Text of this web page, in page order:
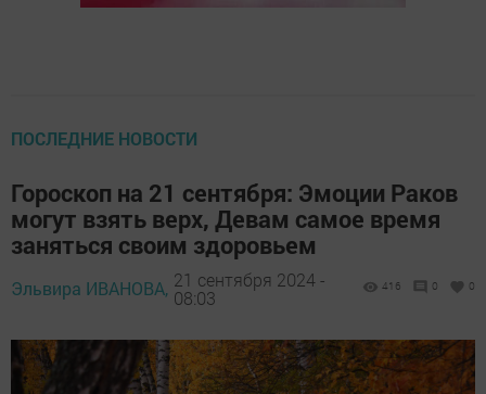
ПОСЛЕДНИЕ НОВОСТИ
Гороскоп на 21 сентября: Эмоции Раков
могут взять верх, Девам самое время
заняться своим здоровьем
Эльвира ИВАНОВА, 21 сентября 2024 -
08:03
416 0 0